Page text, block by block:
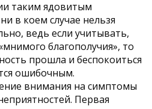
таким ядовитым
в коем случае нельзя
ведь если учитывать,
благополучия», то
прошла и беспокоиться
ошибочным.
внимания на симптомы
Первая